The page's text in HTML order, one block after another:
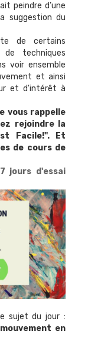
peindre d’une
suggestion du
de certains
techniques
voir ensemble
et ainsi
et d'intérêt à
vous rappelle
rejoindre la
Facile!". Et
de cours de
jours d'essai
sujet du jour :
en